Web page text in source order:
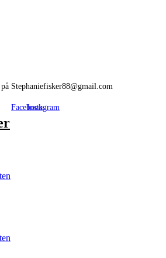
Stephaniefisker88@gmail.com
FacebookInstagram